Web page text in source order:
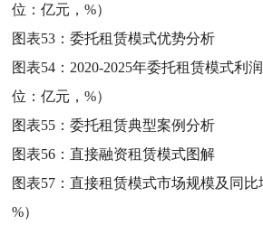
位：亿元，%）
图表53：委托租赁模式优势分析
图表54： 2020-2025年委托租赁模式利
位：亿元，%）
图表55：委托租赁典型案例分析
图表56：直接融资租赁模式图解
图表57：直接租赁模式市场规模及同比
%）